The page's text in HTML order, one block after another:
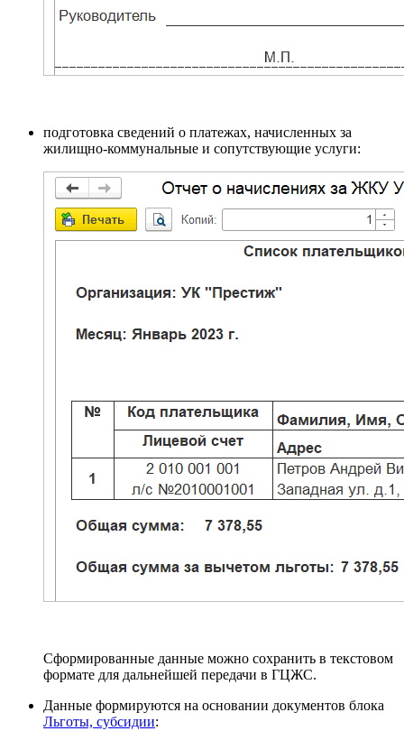
подготовка сведений о платежах, начисленных за
жилищно-коммунальные и сопутствующие услуги:
Сформированные данные можно сохранить в текстовом
формате для дальнейшей передачи в ГЦЖС.
Данные формируются на основании документов блока
Льготы, субсидии: